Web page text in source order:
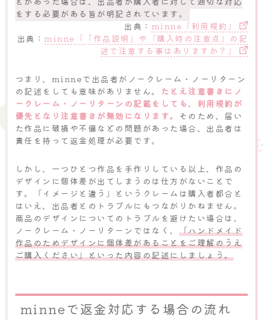
をする必要がある旨が明記されています。
出典： minne「利用規約」
出典： minne「「作品説明」や「購入時の注意点」の記
述で注意する事はありますか？」
つまり、minneで出品者がノークレーム・ノーリターン
の記述をしても意味がありません。
たとえ注意書きにノ
ークレーム・ノーリターンの記載をしても、利用規約が
優先となり注意書きが無効になります。
そのため、届い
た作品に破損や不備などの問題があった場合、出品者は
責任を持って返金処理が必要です。
しかし、一つひとつ作品を手作りしている以上、作品の
デザインに個体差が出てしまうのは仕方がないことで
す。「イメージと違う」というクレームは購入者都合と
はいえ、出品者とのトラブルにもつながりかねません。
商品のデザインについてのトラブルを避けたい場合は、
ノークレーム・ノーリターンではなく、 「ハンドメイド
作品のためデザインに個体差があることをご理解のうえ
ご購入ください」といった内容の記述にしましょう。
minneで返金対応する場合の流れ